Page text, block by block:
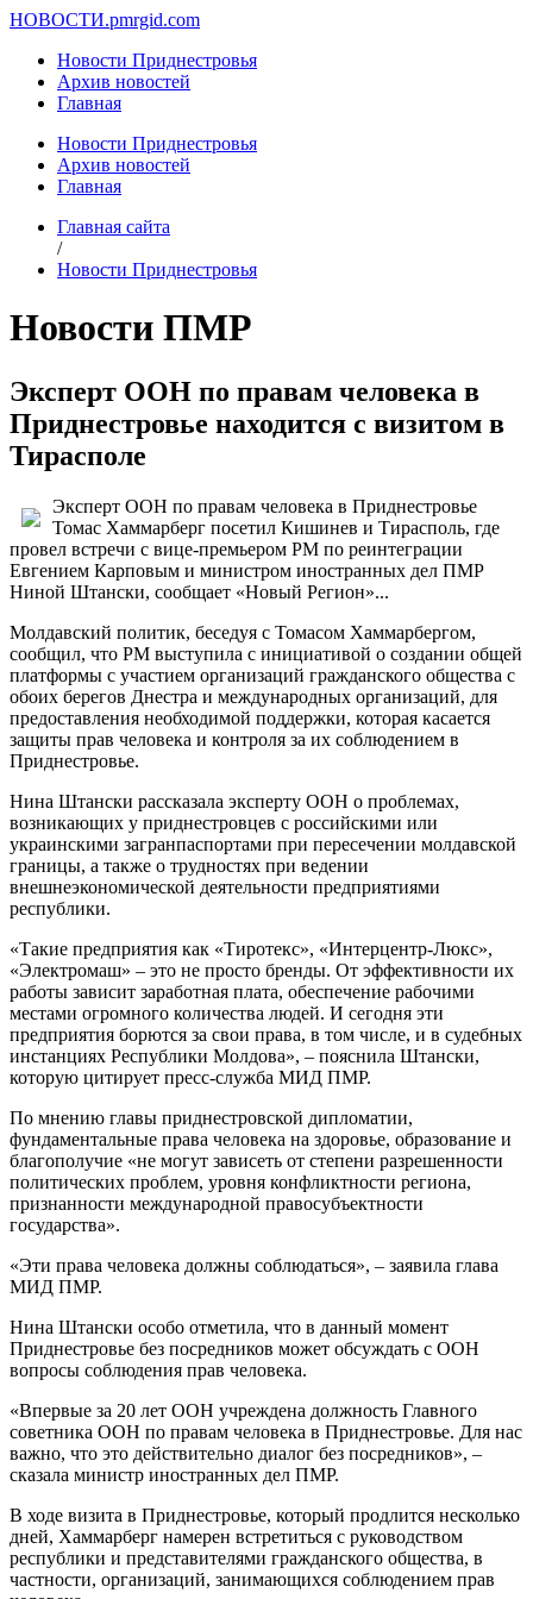
НОВОСТИ.pmrgid.com
Новости Приднестровья
Архив новостей
Главная
Новости Приднестровья
Архив новостей
Главная
Главная сайта
/
Новости Приднестровья
Новости ПМР
Эксперт ООН по правам человека в
Приднестровье находится с визитом в
Тирасполе
Эксперт ООН по правам человека в Приднестровье
Томас Хаммарберг посетил Кишинев и Тирасполь, где
провел встречи с вице-премьером РМ по реинтеграции
Евгением Карповым и министром иностранных дел ПМР
Ниной Штански, сообщает «Новый Регион»...
Молдавский политик, беседуя с Томасом Хаммарбергом,
сообщил, что РМ выступила с инициативой о создании общей
платформы с участием организаций гражданского общества с
обоих берегов Днестра и международных организаций, для
предоставления необходимой поддержки, которая касается
защиты прав человека и контроля за их соблюдением в
Приднестровье.
Нина Штански рассказала эксперту ООН о проблемах,
возникающих у приднестровцев с российскими или
украинскими загранпаспортами при пересечении молдавской
границы, а также о трудностях при ведении
внешнеэкономической деятельности предприятиями
республики.
«Такие предприятия как «Тиротекс», «Интерцентр-Люкс»,
«Электромаш» – это не просто бренды. От эффективности их
работы зависит заработная плата, обеспечение рабочими
местами огромного количества людей. И сегодня эти
предприятия борются за свои права, в том числе, и в судебных
инстанциях Республики Молдова», – пояснила Штански,
которую цитирует пресс-служба МИД ПМР.
По мнению главы приднестровской дипломатии,
фундаментальные права человека на здоровье, образование и
благополучие «не могут зависеть от степени разрешенности
политических проблем, уровня конфликтности региона,
признанности международной правосубъектности
государства».
«Эти права человека должны соблюдаться», – заявила глава
МИД ПМР.
Нина Штански особо отметила, что в данный момент
Приднестровье без посредников может обсуждать с ООН
вопросы соблюдения прав человека.
«Впервые за 20 лет ООН учреждена должность Главного
советника ООН по правам человека в Приднестровье. Для нас
важно, что это действительно диалог без посредников», –
сказала министр иностранных дел ПМР.
В ходе визита в Приднестровье, который продлится несколько
дней, Хаммарберг намерен встретиться с руководством
республики и представителями гражданского общества, в
частности, организаций, занимающихся соблюдением прав